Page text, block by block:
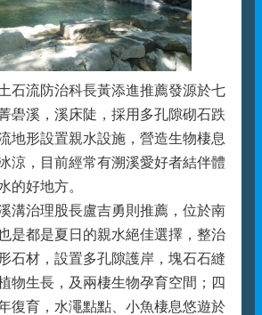
流防治科長黃添進推薦發源於七
礐溪，溪床陡，採用多孔隙砌石跌
地形設置親水設施，營造生物棲息
涼，目前經常有溯溪愛好者結伴體
的好地方。
治理股長盧吉勇則推薦，位於南
是都是夏日的親水絕佳選擇，整治
石材，設置多孔隙護岸，塊石石縫
物生長，及兩棲生物孕育空間；四
復育，水澠點點、小魚棲息悠遊於